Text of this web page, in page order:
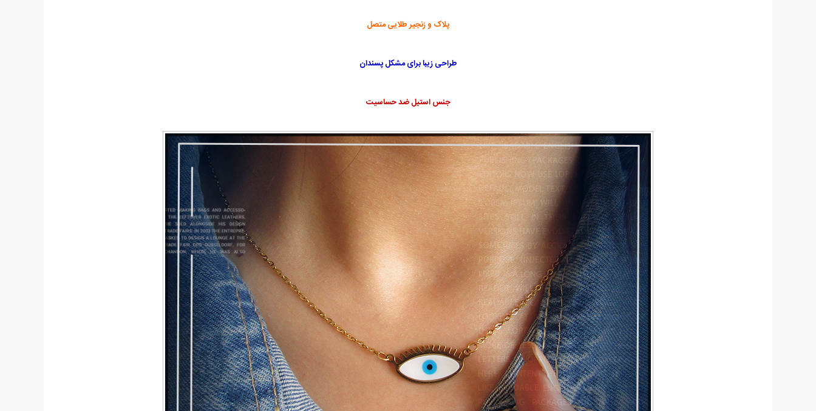
پلاک و زنجیر طلایی متصل
طراحی زیبا برای مشکل پسندان
جنس استیل ضد حساسیت